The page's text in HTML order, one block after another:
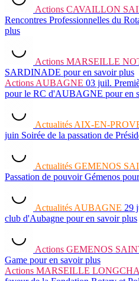
Actions CAVAILLON
Rencontres Professionnelles du
plus
Actions MARSEILLE
SARDINADE pour en savoir plus
Actions AUBAGNE 03 juil.
pour le RC d'AUBAGNE pour en
Actualités AIX-EN-
juin Soirée de la passation de
Actualités GEMENOS
Passation de pouvoir Gémenos
Actualités AUBAGNE 29
club d'Aubagne pour en savoir plus
Actions GEMENOS
Game pour en savoir plus
Actions MARSEILLE